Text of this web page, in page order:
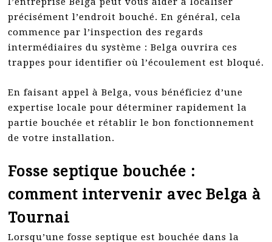
précisément l’endroit bouché. En général, cela
commence par l’inspection des regards
intermédiaires du système : Belga ouvrira ces
trappes pour identifier où l’écoulement est bloqué.
En faisant appel à Belga, vous bénéficiez d’une
expertise locale pour déterminer rapidement la
partie bouchée et rétablir le bon fonctionnement
de votre installation.
Fosse septique bouchée :
comment intervenir avec Belga à
Tournai
Lorsqu’une fosse septique est bouchée dans la